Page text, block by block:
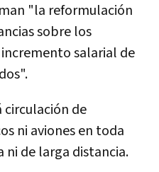
"la reformulación
sobre los
salarial de
circulación de
ni aviones en toda
ni de larga distancia.